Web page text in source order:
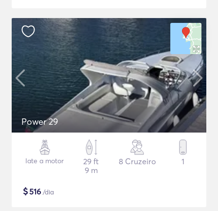
Power 29
Iate a motor
29 ft
9 m
8 Cruzeiro 1
$516 /dia